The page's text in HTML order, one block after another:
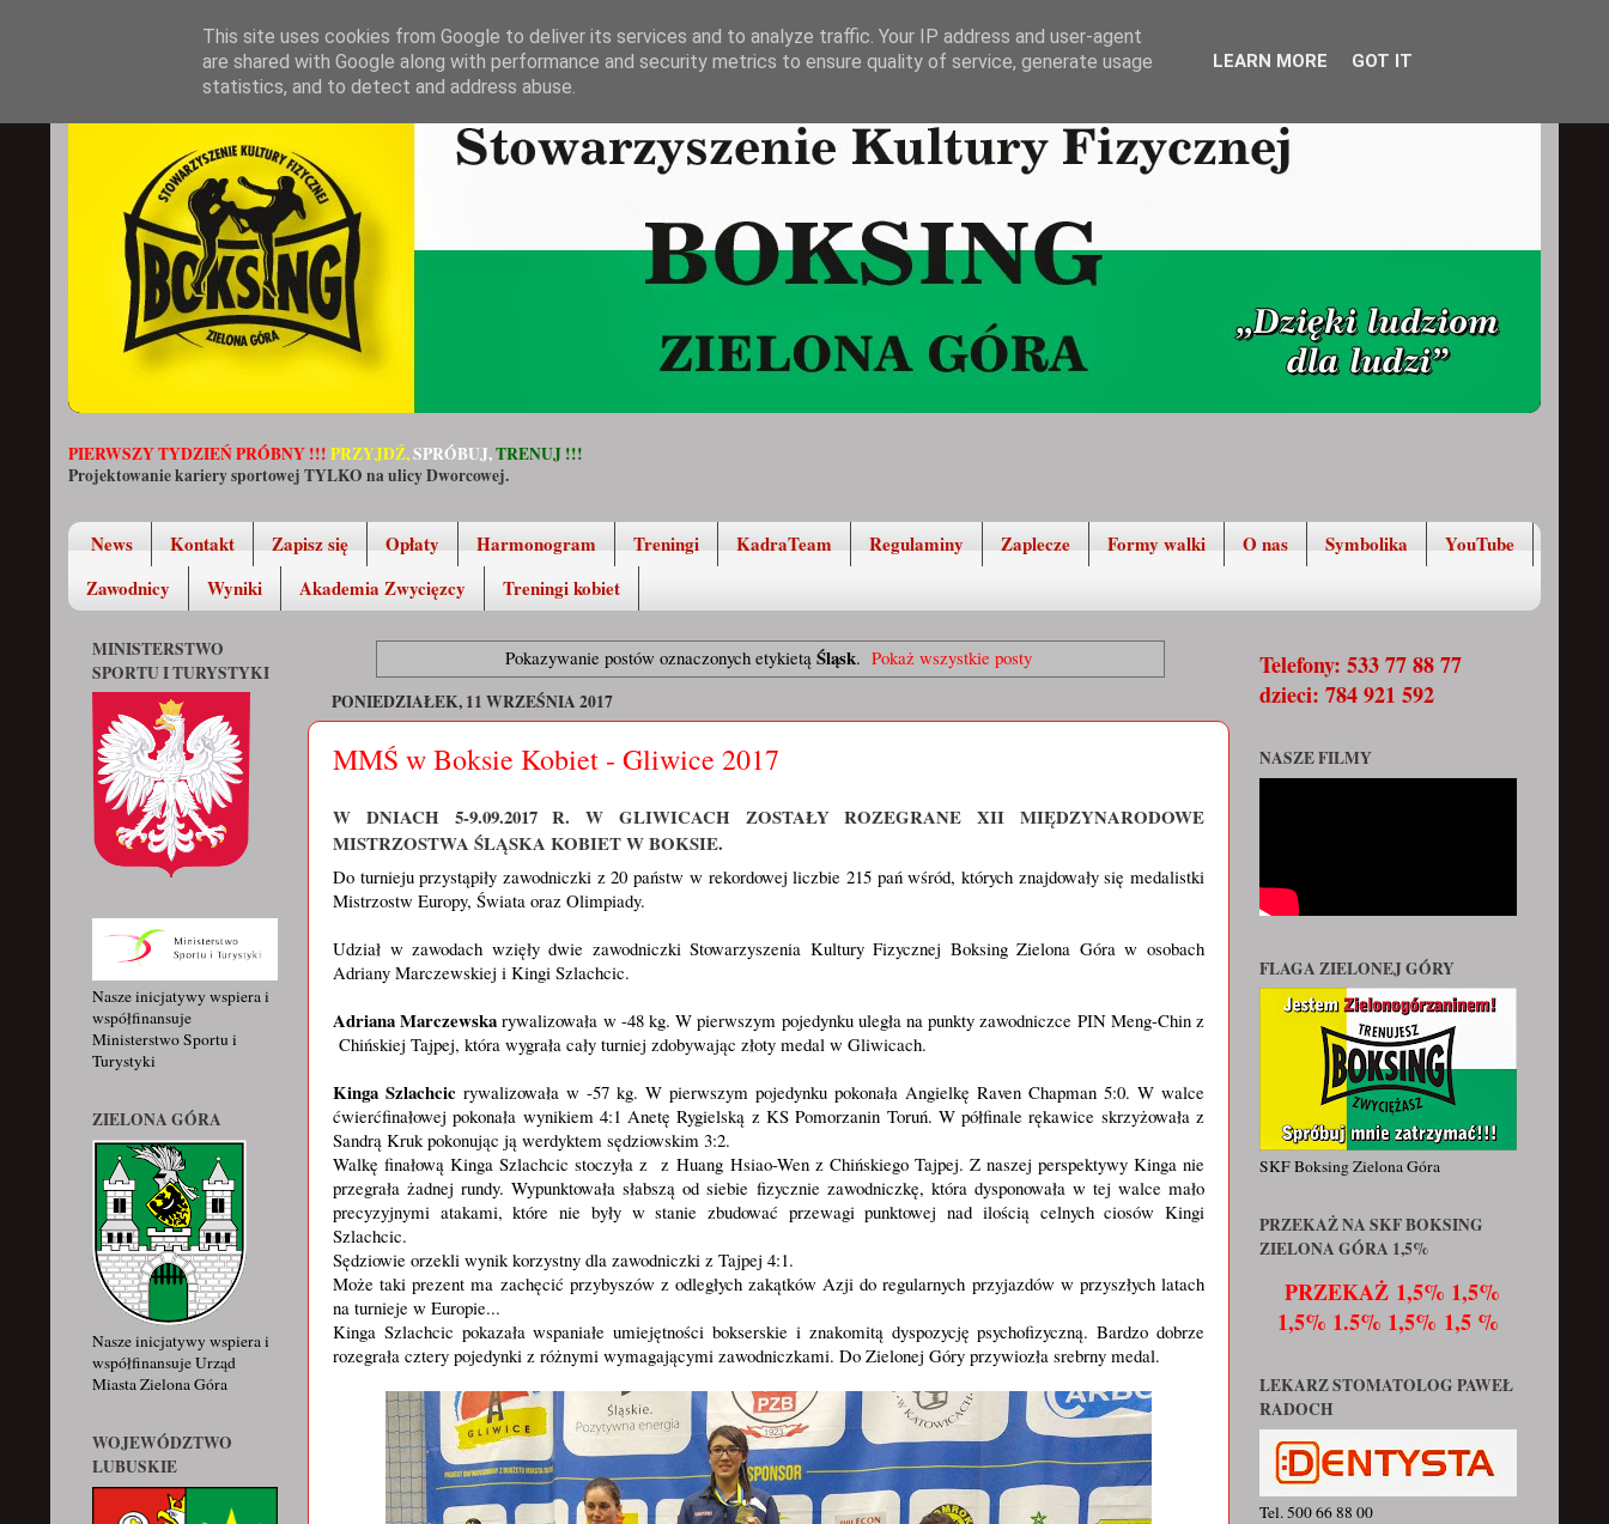
PIERWSZY TYDZIEŃ PRÓBNY !!! PRZYJDŹ,SPRÓBUJ,TRENUJ !!!
Projektowanie kariery sportowej TYLKO na ulicy Dworcowej.
News Kontakt Zapisz się Opłaty Harmonogram Treningi KadraTeam Regulaminy Zaplecze Formy walki O nas Symbolika
YouTube
Zawodnicy
Wyniki Akademia Zwycięzcy Treningi kobiet
Pokazywanie postów oznaczonych etykietą Śląsk. Pokaż wszystkie posty
PONIEDZIAŁEK, 11 WRZEŚNIA 2017
MMŚ w Boksie Kobiet - Gliwice 2017
W DNIACH 5-9.09.2017 R. W GLIWICACH ZOSTAŁY ROZEGRANE XII MIĘDZYNARODOWE
MISTRZOSTWA ŚLĄSKA KOBIET W BOKSIE.
Do turnieju przystąpiły zawodniczki z 20 państw w rekordowej liczbie 215 pań wśród, których znajdowały się medalistki
Mistrzostw Europy, Świata oraz Olimpiady.
Udział w zawodach wzięły dwie zawodniczki Stowarzyszenia Kultury Fizycznej Boksing Zielona Góra w osobach
Adriany Marczewskiej i Kingi Szlachcic.
Adriana Marczewska rywalizowała w -48 kg. W pierwszym pojedynku uległa na punkty zawodniczce PIN Meng-Chin z
Chińskiej Tajpej, która wygrała cały turniej zdobywając złoty medal w Gliwicach.
Kinga Szlachcic rywalizowała w -57 kg. W pierwszym pojedynku pokonała Angielkę Raven Chapman 5:0. W walce
ćwierćfinałowej pokonała wynikiem 4:1 Anetę Rygielską z KS Pomorzanin Toruń. W półfinale rękawice skrzyżowała z
Sandrą Kruk pokonując ją werdyktem sędziowskim 3:2.
Walkę finałową Kinga Szlachcic stoczyła z z Huang Hsiao-Wen z Chińskiego Tajpej. Z naszej perspektywy Kinga nie
przegrała żadnej rundy. Wypunktowała słabszą od siebie fizycznie zawodniczkę, która dysponowała w tej walce mało
precyzyjnymi atakami, które nie były w stanie zbudować przewagi punktowej nad ilością celnych ciosów Kingi
Szlachcic.
Sędziowie orzekli wynik korzystny dla zawodniczki z Tajpej 4:1.
Może taki prezent ma zachęcić przybyszów z odległych zakątków Azji do regularnych przyjazdów w przyszłych latach
na turnieje w Europie...
Kinga Szlachcic pokazała wspaniałe umiejętności bokserskie i znakomitą dyspozycję psychofizyczną. Bardzo dobrze
rozegrała cztery pojedynki z różnymi wymagającymi zawodniczkami. Do Zielonej Góry przywiozła srebrny medal.
MINISTERSTWO
SPORTU I TURYSTYKI
Nasze inicjatywy wspiera i
współfinansuje
Ministerstwo Sportu i
Turystyki
ZIELONA GÓRA
Nasze inicjatywy wspiera i
współfinansuje Urząd
Miasta Zielona Góra
WOJEWÓDZTWO
LUBUSKIE
Telefony: 533 77 88 77
dzieci: 784 921 592
NASZE FILMY
FLAGA ZIELONEJ GÓRY
SKF Boksing Zielona Góra
PRZEKAŻ NA SKF BOKSING
ZIELONA GÓRA 1,5%
PRZEKAŻ 1,5% 1,5%
1,5% 1.5% 1,5% 1,5 %
LEKARZ STOMATOLOG PAWEŁ
RADOCH
Tel. 500 66 88 00
This site uses cookies from Google to deliver its services and to analyze traffic. Your IP address and user-agent
are shared with Google along with performance and security metrics to ensure quality of service, generate usage
statistics, and to detect and address abuse.
LEARN MORE GOT IT